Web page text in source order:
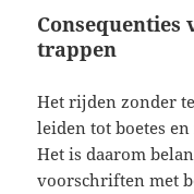
trappen
Het rijden zonder
leiden tot boetes
Het is daarom
voorschriften met